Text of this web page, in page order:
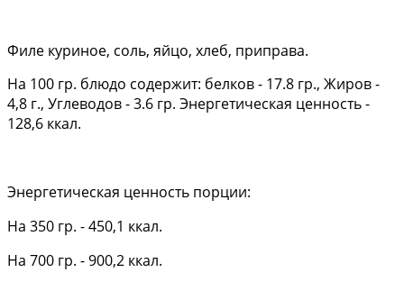
Филе куриное, соль, яйцо, хлеб, приправа.
На 100 гр. блюдо содержит: белков - 17.8 гр., Жиров -
4,8 г., Углеводов - 3.6 гр. Энергетическая ценность -
128,6 ккал.
Энергетическая ценность порции:
На 350 гр. - 450,1 ккал.
На 700 гр. - 900,2 ккал.